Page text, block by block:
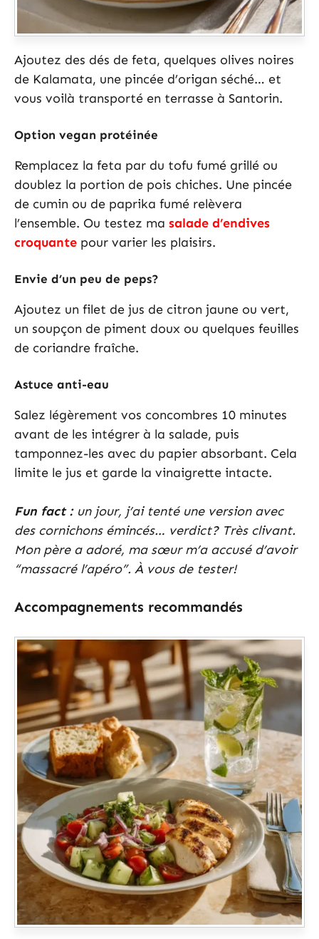
Ajoutez des dés de feta, quelques olives noires
de Kalamata, une pincée d’origan séché… et
vous voilà transporté en terrasse à Santorin.
Option vegan protéinée
Remplacez la feta par du tofu fumé grillé ou
doublez la portion de pois chiches. Une pincée
de cumin ou de paprika fumé relèvera
l’ensemble. Ou testez ma salade d’endives
croquante pour varier les plaisirs.
Envie d’un peu de peps?
Ajoutez un filet de jus de citron jaune ou vert,
un soupçon de piment doux ou quelques feuilles
de coriandre fraîche.
Astuce anti-eau
Salez légèrement vos concombres 10 minutes
avant de les intégrer à la salade, puis
tamponnez-les avec du papier absorbant. Cela
limite le jus et garde la vinaigrette intacte.
Fun fact : un jour, j’ai tenté une version avec
des cornichons émincés… verdict? Très clivant.
Mon père a adoré, ma sœur m’a accusé d’avoir
“massacré l’apéro”. À vous de tester!
Accompagnements recommandés